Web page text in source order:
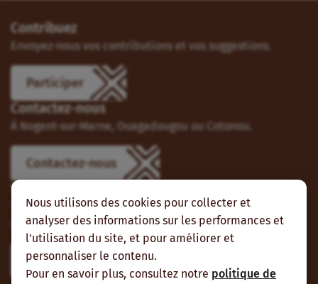
Nous utilisons des cookies pour collecter et
analyser des informations sur les performances et
l'utilisation du site, et pour améliorer et
personnaliser le contenu.
Pour en savoir plus, consultez notre politique de
Contribuez
Envoyez-nous vos contributions et vos suggestions.
Participer
Contactez-nous
À Nogent-sur-Marne, Ouagadougou ou Cotonou.
Contactez-nous
Suivez-nous
Vous pouvez aussi vous abonner à nos flux RSS et nous
suivre sur les réseaux sociaux.